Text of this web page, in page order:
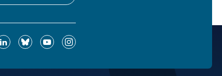
BlueskyYouTubeInstagram